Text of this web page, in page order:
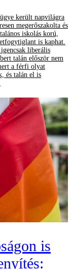
került napvilágra
megerőszakolta és
iskolás korú,
is kaphat.
liberális
talán először nem
a férfi olyat
és talán el is
is